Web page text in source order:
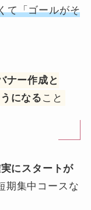
て「ゴールがそ
ナー作成と
になる こと
にスタートが
期集中コースな